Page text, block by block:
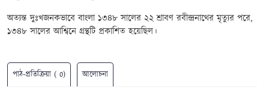
অত্যন্ত দুঃখজনকভাবে বাংলা ১৩৪৮ সালের ২২ শ্রাবণ রবীন্দ্রনাথেরমৃত্যুর পরে,
১৩৪৮ সালের আশ্বিনে গ্রন্থটি প্রকাশিত হয়েছিল।
পাঠ-প্রতিক্রিয়া ( 0) আলোচনা